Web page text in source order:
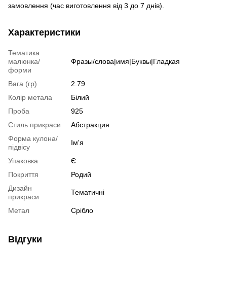
замовлення (час виготовлення від 3 до 7 днів).
Характеристики
Тематика
малюнка/
форми
Фразы/слова|имя|Буквы|Гладкая
Вага (гр)
2.79
Колір метала
Білий
Проба
925
Стиль прикраси
Абстракция
Форма кулона/
підвісу
Ім'я
Упаковка
Є
Покриття
Родий
Дизайн
прикраси
Тематичні
Метал Срібло
Відгуки